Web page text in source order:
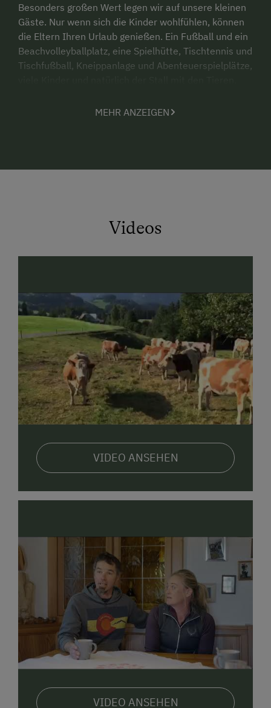
Besonders großen Wert legen wir auf unsere kleinen
Gäste. Nur wenn sich die Kinder wohlfühlen, können
die Eltern Ihren Urlaub genießen. Ein Fußball und ein
Beachvolleyballplatz, eine Spielhütte, Tischtennis und
Tischfußball, Kneippanlage und Abenteuerspielplätze,
Zwerghühner, Pferde, Ponies und unser
Eleganz. Gesunde Tiere und Qualität im Unterricht
sind uns bsonders wichtig. Ausgebildete Reitlehrer
Reitunterricht in der Abteilung, sondern echtes
Reitgefühl. Ein guter Reiter versteht die Sprache
seines Pferdes, ein großer Reiter hört es füstern.
Infos zur Anreise mit öffentlichen Verkehrsmitteln:
Anreise mit Bus möglich (nächste
Bushaltestelle: Mariahof-Forst (Linie 885 STLB),
ca. 800 m entfernt)
Von der Bushaltestelle zu uns: zu Fuß
Normalerweise fahren Busse 2-5x pro Tag an
Wochentagen und 2-5x pro Tag am
Anreise mit Zug möglich (nächster Bahnhof:
Normalerweise fahren Züge 2-5x pro Tag an
Wochentagen und 2-5x pro Tag am
Wochenende und an Feiertagen.
In unserer Gemeinde gibt es folgendes
Mobilitätsangebot: Wanderbus oder Wandertaxi
Lademöglichkeit für E-Autos am Hof
Die nächste Verpflegungsmöglichkeit
entfernt.
MEHR ANZEIGEN
Videos
VIDEO ANSEHEN
VIDEO ANSEHEN